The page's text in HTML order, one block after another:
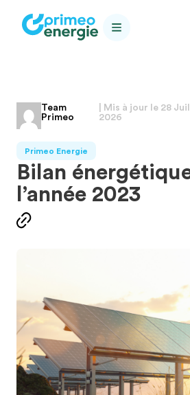
Team
Primeo
| Mis à jour le 28 Juil
2026
Primeo Energie
Bilan
l’année 2023